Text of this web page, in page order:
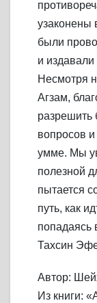
узаконены
были
и
Несмотря
Агзам,
разрешить
вопросов
умме. Мы
полезной
пытается
путь, как
попадаясь
Тахсин
Автор:
Из книги: